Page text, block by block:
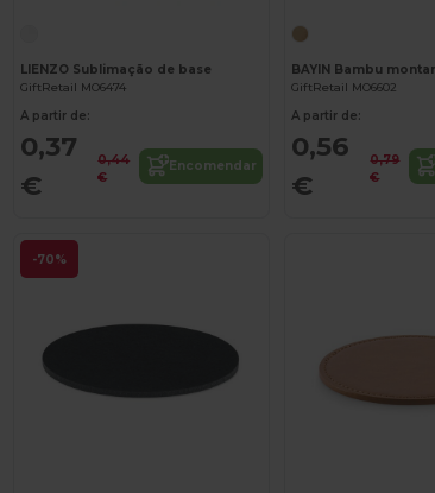
LIENZO Sublimação de base
GiftRetail MO6474
A partir de:
0,37
€
0,44
€
Encomendar
BAYIN Bambu
GiftRetail MO6602
A partir de:
0,56
€
0,79
€
-70%